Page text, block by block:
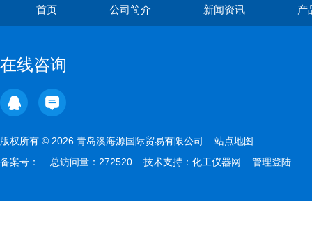
首页 公司简介 新闻资讯 产
在线咨询
版权所有 © 2026 青岛澳海源国际贸易有限公司 站点地图
备案号：
总访问量：272520 技术支持： 化工仪器网 管理登陆